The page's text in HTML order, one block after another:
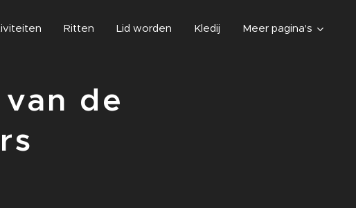
Ritten Lid worden Kledij Meer pagina's
de